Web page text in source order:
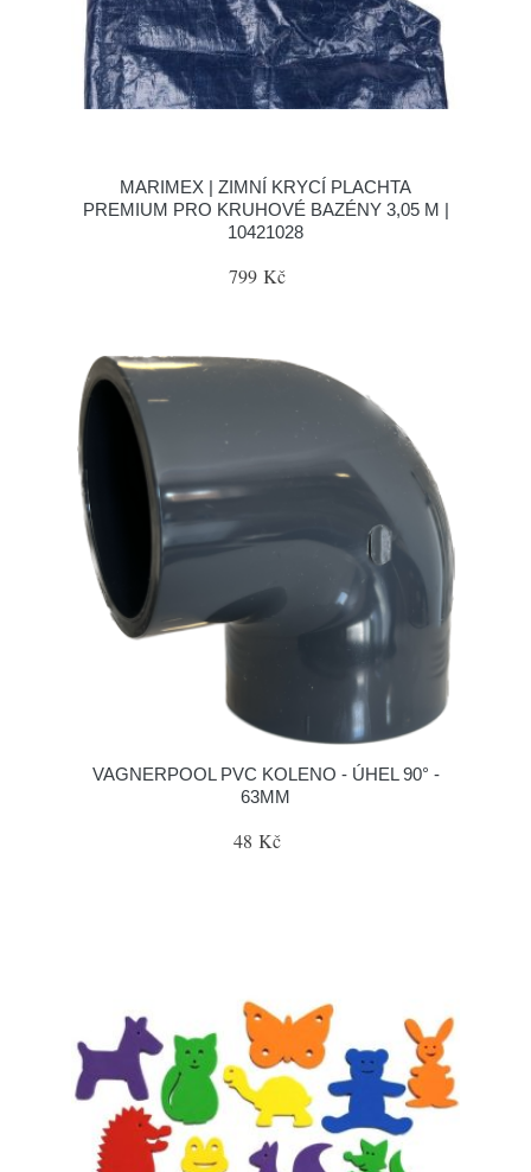
MARIMEX | ZIMNÍ KRYCÍ PLACHTA
PREMIUM PRO KRUHOVÉ BAZÉNY 3,05 M |
10421028
799 Kč
VAGNERPOOL PVC KOLENO - ÚHEL 90° -
63MM
48 Kč